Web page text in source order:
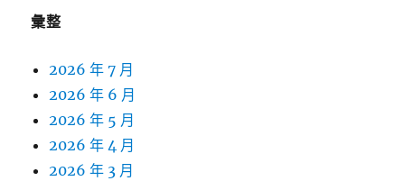
彙整
2026 年 7 月
2026 年 6 月
2026 年 5 月
2026 年 4 月
2026 年 3 月